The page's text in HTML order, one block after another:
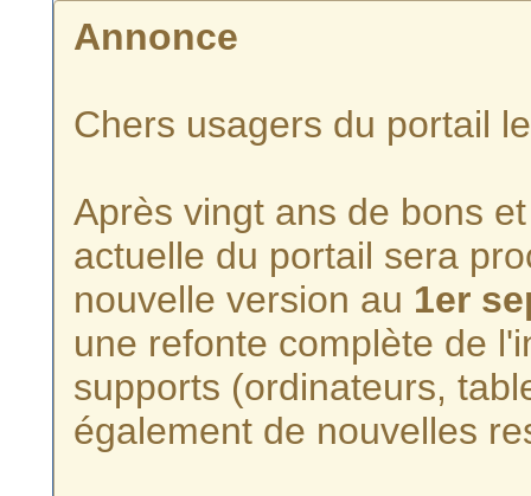
Annonce
Chers usagers du portail
Après vingt ans de bons
actuelle du portail sera
nouvelle version au 1er
une refonte complète de
supports (ordinateurs,
également de nouvelles